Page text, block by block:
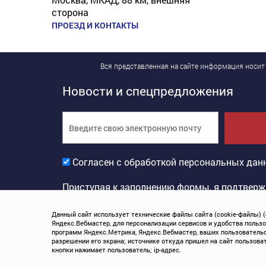
Данный сайт использует технические файлы сайта (cookie-
Яндекс.Вебмастер, для персонализации сервисов и удобства
программ Яндекс.Метрика, Яндекс.Вебмастер, ваших
разрешении его экрана; источнике откуда пришел на сайт
кнопки нажимает пользователь; ip-адрес.
сторона
ПРОЕЗД И КОНТАКТЫ
Вся представленная на сайте информация
Новости и спецпредложения
Согласен с обработкой персональных
Приступая к заполнению формы, я
©2026Торгмаш официальный дилер